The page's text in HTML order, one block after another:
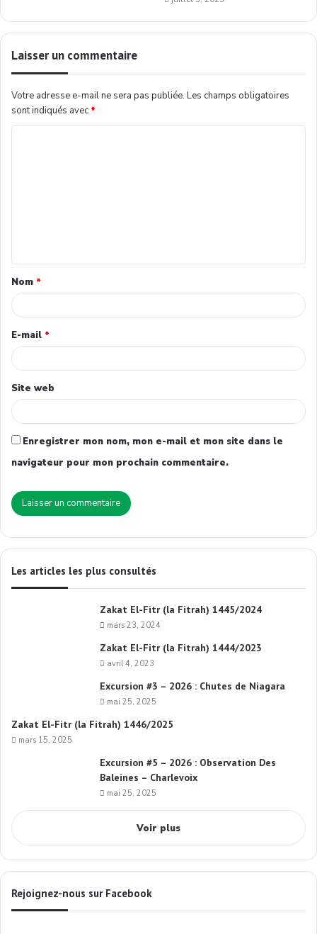
Laisser un commentaire
Votre adresse e-mail ne sera pas publiée. Les champs obligatoires
sont indiqués avec *
Nom *
E-mail *
Site web
Enregistrer mon nom, mon e-mail et mon site dans le
navigateur pour mon prochain commentaire.
Les articles les plus consultés
Zakat El-Fitr (la Fitrah) 1445/2024
mars 23, 2024
Zakat El-Fitr (la Fitrah) 1444/2023
avril 4, 2023
Excursion #3 – 2026 : Chutes de Niagara
mai 25, 2025
Zakat El-Fitr (la Fitrah) 1446/2025
mars 15, 2025
Excursion #5 – 2026 : Observation Des
Baleines – Charlevoix
mai 25, 2025
Voir plus
Rejoignez-nous sur Facebook